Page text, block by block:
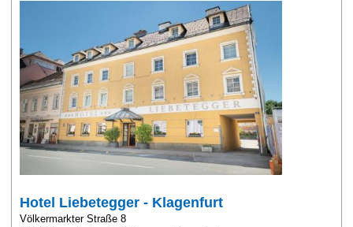
Hotel Liebetegger - Klagenfurt
Völkermarkter Straße 8